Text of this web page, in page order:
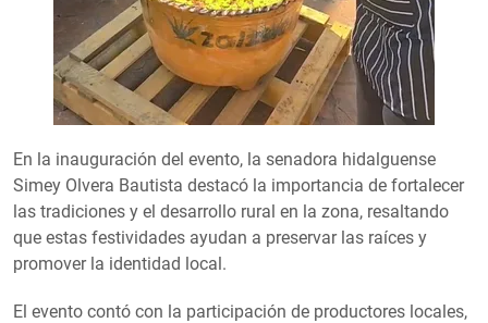
En la inauguración del evento, la senadora hidalguense
Simey Olvera Bautista destacó la importancia de fortalecer
las tradiciones y el desarrollo rural en la zona, resaltando
que estas festividades ayudan a preservar las raíces y
promover la identidad local.
El evento contó con la participación de productores locales,